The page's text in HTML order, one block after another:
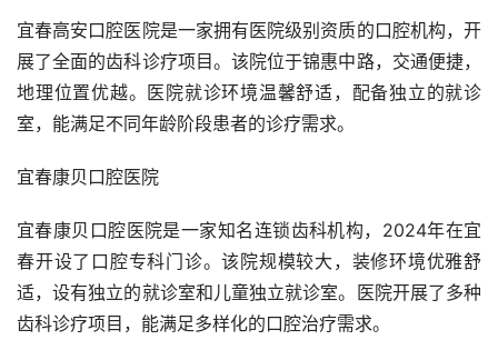
宜春高安口腔医院是一家拥有医院级别资质的口腔机构，开
展了全面的齿科诊疗项目。该院位于锦惠中路，交通便捷，
地理位置优越。医院就诊环境温馨舒适，配备独立的就诊
室，能满足不同年龄阶段患者的诊疗需求。
宜春康贝口腔医院
宜春康贝口腔医院是一家知名连锁齿科机构，2024年在宜
春开设了口腔专科门诊。该院规模较大，装修环境优雅舒
适，设有独立的就诊室和儿童独立就诊室。医院开展了多种
齿科诊疗项目，能满足多样化的口腔治疗需求。